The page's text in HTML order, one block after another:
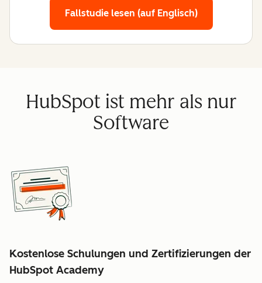
Fallstudie lesen (auf Englisch)
HubSpot ist mehr als nur
Software
Kostenlose Schulungen und Zertifizierungen der
HubSpot Academy